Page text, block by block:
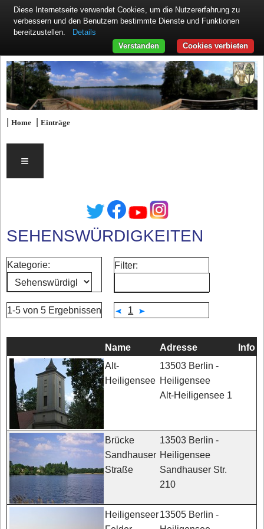
|Home |Einträge
≡
SEHENSWÜRDIGKEITEN
Kategorie: Filter:
1-5 von 5 Ergebnissen 1
Name Adresse Info
Alt-
Heiligensee
13503 Berlin -
Heiligensee
Alt-Heiligensee 1
Brücke
Sandhauser
Straße
13503 Berlin -
Heiligensee
Sandhauser Str.
210
Heiligenseer13505 Berlin -
Diese Internetseite verwendet Cookies, um die Nutzererfahrung zu
verbessern und den Benutzern bestimmte Dienste und Funktionen
bereitzustellen.
Details
Cookies verbieten
Verstanden